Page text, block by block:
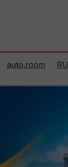
auto.room RU